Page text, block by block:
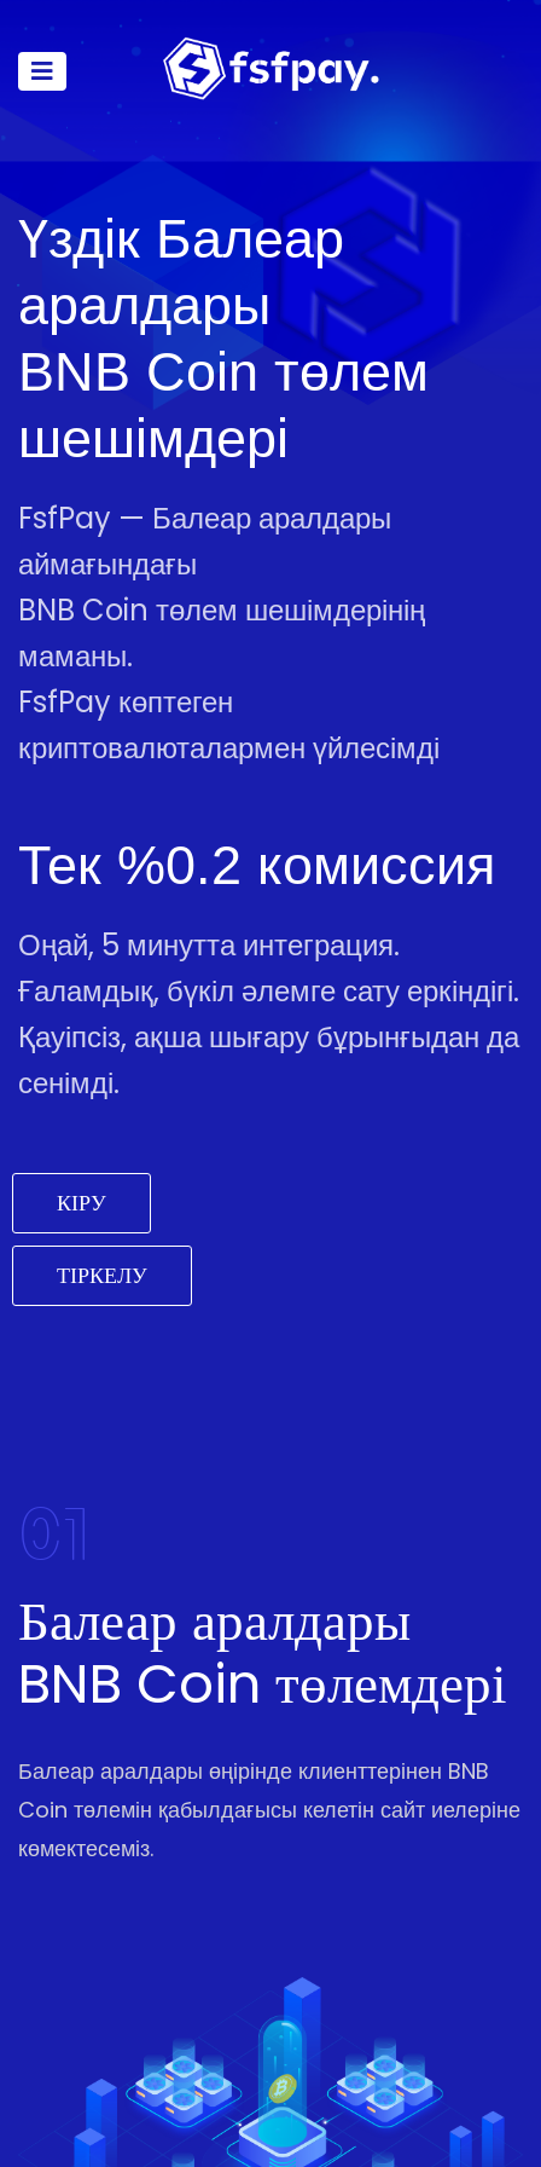
Үздік Балеар
аралдары
BNB Coin төлем
шешімдері
FsfPay — Балеар аралдары
аймағындағы
BNB Coin төлем шешімдерінің
маманы.
FsfPay көптеген
криптовалюталармен үйлесімді
Тек %0.2 комиссия
Оңай, 5 минутта интеграция.
Ғаламдық, бүкіл әлемге сату еркіндігі.
Қауіпсіз, ақша шығару бұрынғыдан да
сенімді.
КІРУ
ТІРКЕЛУ
01
Балеар аралдары
BNB Coin төлемдері
Балеар аралдары өңірінде клиенттерінен BNB
Coin төлемін қабылдағысы келетін сайт иелеріне
көмектесеміз.